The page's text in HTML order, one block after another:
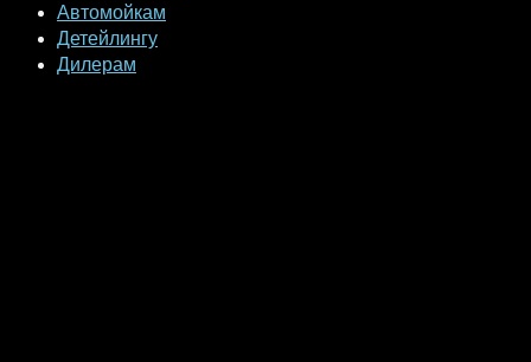
Автомойкам
Детейлингу
Дилерам